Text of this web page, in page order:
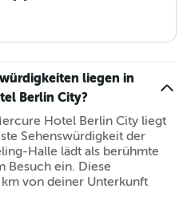
liegen in
Berlin City?
Hotel Berlin City liegt
Sehenswürdigkeit der
Halle lädt als berühmte
Besuch ein. Diese
von deiner Unterkunft